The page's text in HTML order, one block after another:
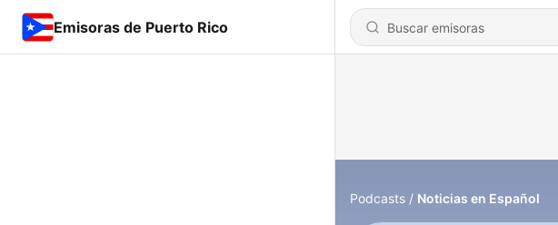
Emisoras de Puerto Rico
Podcasts Noticias en Español